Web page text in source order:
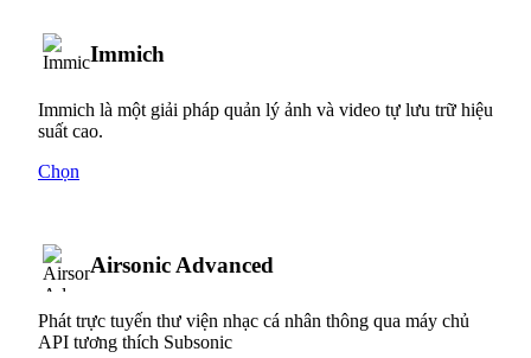
Immich
Immich là một giải pháp quản lý ảnh và video tự lưu trữ hiệu
suất cao.
Chọn
Airsonic Advanced
Phát trực tuyến thư viện nhạc cá nhân thông qua máy chủ
API tương thích Subsonic